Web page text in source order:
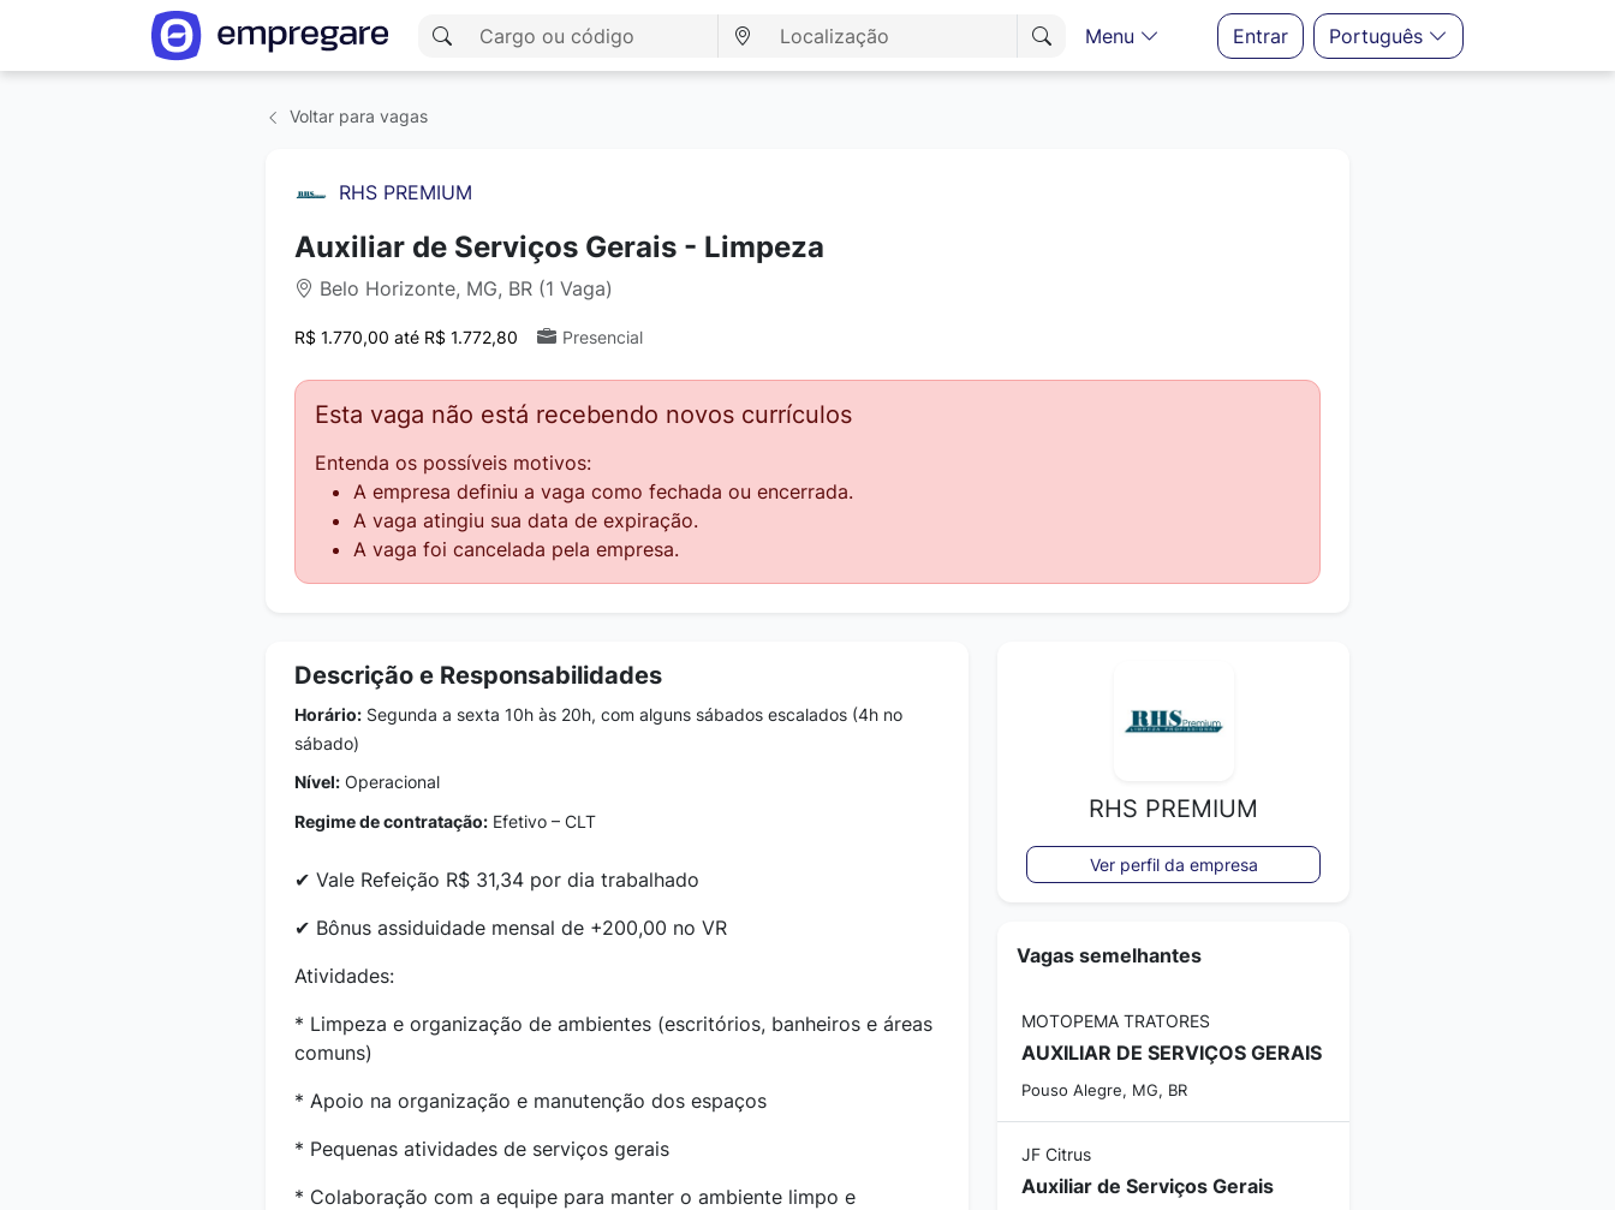
Menu Entrar Português
Voltar para vagas
RHS PREMIUM
Auxiliar de Serviços Gerais - Limpeza
Belo Horizonte, MG, BR (1 Vaga)
R$ 1.770,00 até R$ 1.772,80 Presencial
Esta vaga não está recebendo novos currículos
Entenda os possíveis motivos:
A empresa definiu a vaga como fechada ou encerrada.
A vaga atingiu sua data de expiração.
A vaga foi cancelada pela empresa.
Descrição e Responsabilidades
Horário: Segunda a sexta 10h às 20h, com alguns sábados escalados (4h no
sábado)
Nível: Operacional
Regime de contratação: Efetivo – CLT
✔ Vale Refeição R$ 31,34 por dia trabalhado
✔ Bônus assiduidade mensal de +200,00 no VR
Atividades:
* Limpeza e organização de ambientes (escritórios, banheiros e áreas
comuns)
* Apoio na organização e manutenção dos espaços
* Pequenas atividades de serviços gerais
* Colaboração com a equipe para manter o ambiente limpo e
RHS PREMIUM
Ver perfil da empresa
Vagas semelhantes
MOTOPEMA TRATORES
AUXILIAR DE SERVIÇOS GERAIS
Pouso Alegre, MG, BR
JF Citrus
Auxiliar de Serviços Gerais